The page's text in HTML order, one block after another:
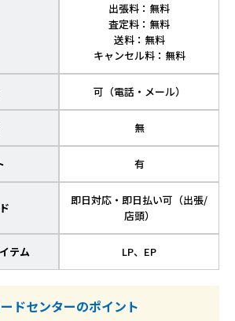
出張料：無料
査定料：無料
送料：無料
キャンセル料：無料
可（電話・メール）
無
有
即日対応・即日払い可（出張/
店頭）
テム LP、EP
ドセンターのポイント